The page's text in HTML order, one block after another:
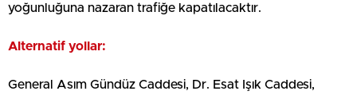
yoğunluğuna nazaran trafiğe kapatılacaktır.
Alternatif yollar:
General Asım Gündüz Caddesi, Dr. Esat Işık Caddesi,